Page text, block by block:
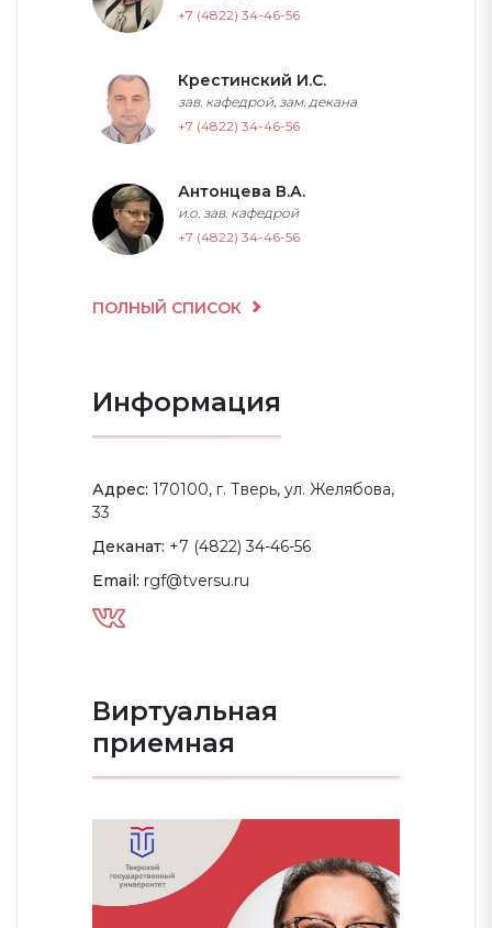
+7 (4822) 34-46-56
Крестинский И.С.
зав. кафедрой, зам. декана
+7 (4822) 34-46-56
Антонцева В.А.
и.о. зав. кафедрой
+7 (4822) 34-46-56
ПОЛНЫЙ СПИСОК
Информация
Адрес: 170100, г. Тверь, ул. Желябова,
33
Деканат: +7 (4822) 34-46-56
Email: rgf@tversu.ru
Виртуальная
приемная